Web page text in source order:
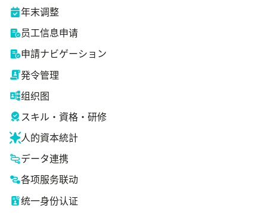
年末调整
员工信息申请
申請ナビゲーション
発令管理
组织图
スキル・資格・研修
人的資本統計
データ連携
各项服务联动
统一身份认证